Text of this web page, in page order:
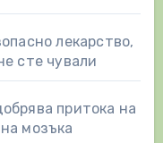
лекарство,
сте чували
притока на
мозъка